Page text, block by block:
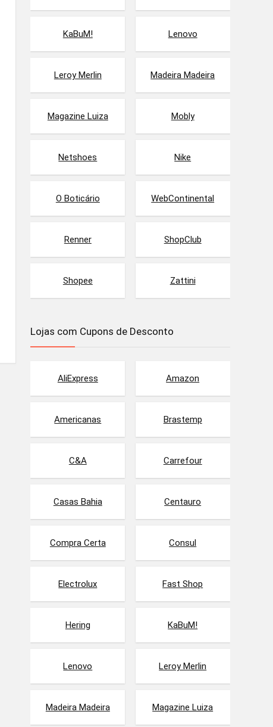
KaBuM! Lenovo
Leroy Merlin Madeira Madeira
Magazine Luiza Mobly
Netshoes Nike
O Boticário WebContinental
Renner ShopClub
Shopee Zattini
Lojas com Cupons de Desconto
AliExpress Amazon
Americanas Brastemp
C&A Carrefour
Casas Bahia Centauro
Compra Certa Consul
Electrolux Fast Shop
Hering KaBuM!
Lenovo Leroy Merlin
Madeira Madeira Magazine Luiza